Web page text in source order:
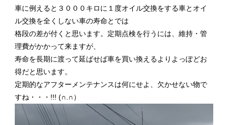
車に例えると３０００キロに１度オイル交換をする車とオイ
ル交換を全くしない車の寿命とでは
格段の差が付くと思います。定期点検を行うには、維持・管
理費がかかって来ますが、
寿命を長期に渡って延ばせば車を買い換えるよりよっぽどお
得だと思います。
定期的なアフターメンテナンスは何にせよ、欠かせない物で
すね・・・!!! (∩.∩）